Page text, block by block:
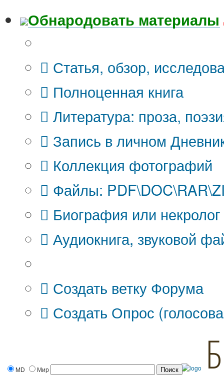
Обнародовать материалы
Статья, обзор,
Полноценная книга
Литература: проза,
Запись в личном
Коллекция фотографий
Файлы:
Биография или некролог
Аудиокнига, звуковой
Создать ветку Форума
Создать Опрос
MD Мир